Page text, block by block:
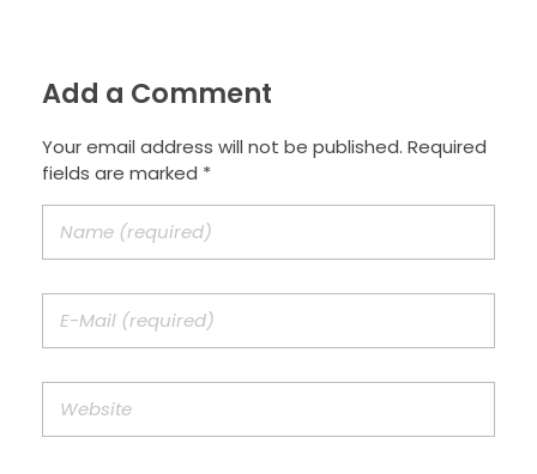
Add a Comment
Your email address will not be published. Required
fields are marked *